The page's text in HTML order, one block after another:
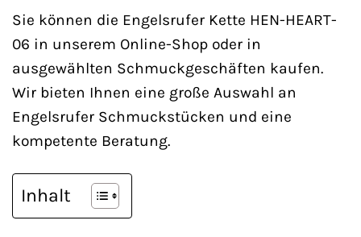
Sie können die Engelsrufer Kette HEN-HEART-
06 in unserem Online-Shop oder in
ausgewählten Schmuckgeschäften kaufen.
Wir bieten Ihnen eine große Auswahl an
Engelsrufer Schmuckstücken und eine
kompetente Beratung.
Inhalt